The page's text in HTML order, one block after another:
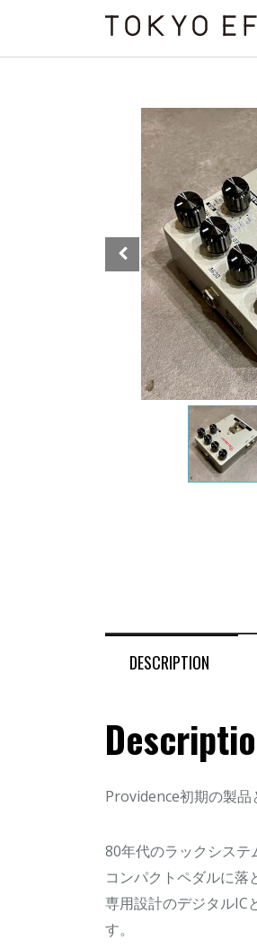
DESCRIPTION
Providence初期の製品
80年代のラックシステ
コンパクトペダルに落
専用設計のデジタルIC
す。